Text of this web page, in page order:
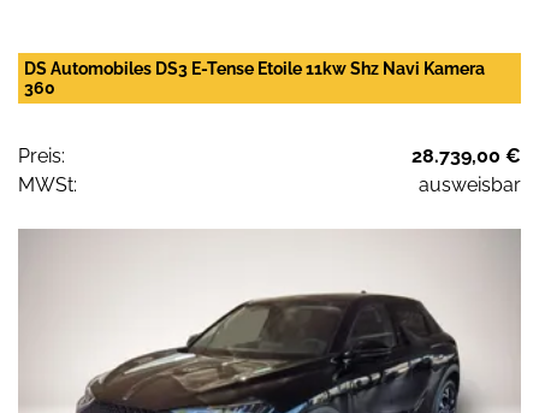
DS Automobiles DS3 E-Tense Etoile 11kw Shz Navi Kamera
360
Preis:
28.739,00 €
MWSt:
ausweisbar